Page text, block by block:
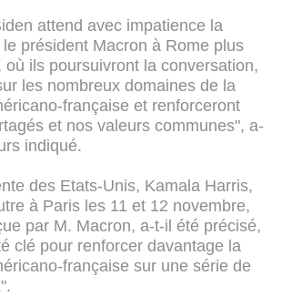
attend avec impatience la
président Macron à Rome plus
où ils poursuivront la conversation,
les nombreux domaines de la
française et renforceront
et nos valeurs communes", a-
indiqué.
des Etats-Unis, Kamala Harris,
à Paris les 11 et 12 novembre,
par M. Macron, a-t-il été précisé,
clé pour renforcer davantage la
française sur une série de